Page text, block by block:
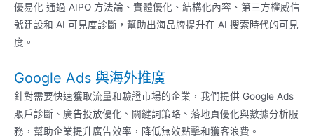
優易化 通過 AIPO 方法論、實體優化、結構化內容、第三方權威信
號建設和 AI 可見度診斷，幫助出海品牌提升在 AI 搜索時代的可見
度。
Google Ads 與海外推廣
針對需要快速獲取流量和驗證市場的企業，我們提供 Google Ads
賬戶診斷、廣告投放優化、關鍵詞策略、落地頁優化與數據分析服
務，幫助企業提升廣告效率，降低無效點擊和獲客浪費。